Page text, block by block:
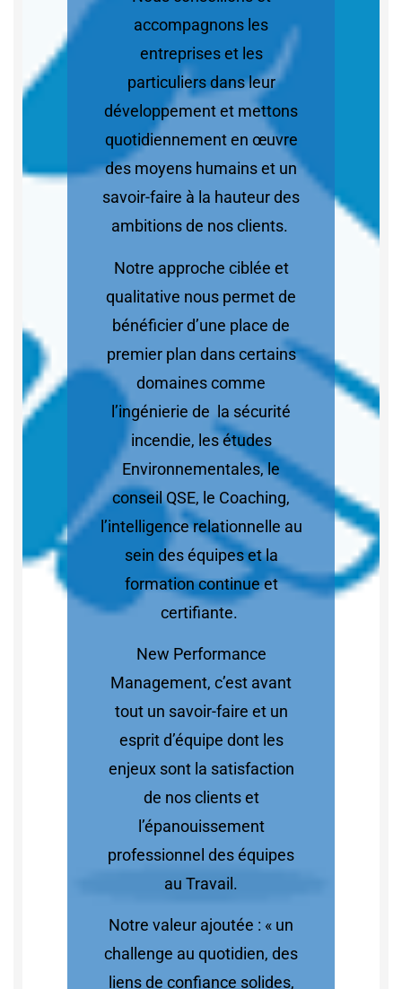
accompagnons les
entreprises et les
particuliers dans leur
développement et mettons
quotidiennement en œuvre
des moyens humains et un
savoir-faire à la hauteur des
ambitions de nos clients.
Notre approche ciblée et
qualitative nous permet de
bénéficier d’une place de
premier plan dans certains
domaines comme
l’ingénierie de la sécurité
incendie, les études
Environnementales, le
conseil QSE, le Coaching,
l’intelligence relationnelle au
sein des équipes et la
formation continue et
certifiante.
New Performance
Management, c’est avant
tout un savoir-faire et un
esprit d’équipe dont les
enjeux sont la satisfaction
de nos clients et
l’épanouissement
professionnel des équipes
au Travail.
Notre valeur ajoutée : « un
challenge au quotidien, des
liens de confiance solides,